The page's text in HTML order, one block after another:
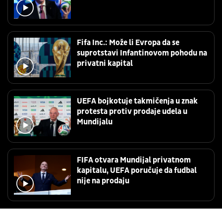
Fifa Inc.: Može li Evropa da se
suprotstavi Infantinovom pohodu na
privatni kapital
UEFA bojkotuje takmičenja u znak
protesta protiv prodaje udela u
Mundijalu
FIFA otvara Mundijal privatnom
kapitalu, UEFA poručuje da fudbal
nije na prodaju